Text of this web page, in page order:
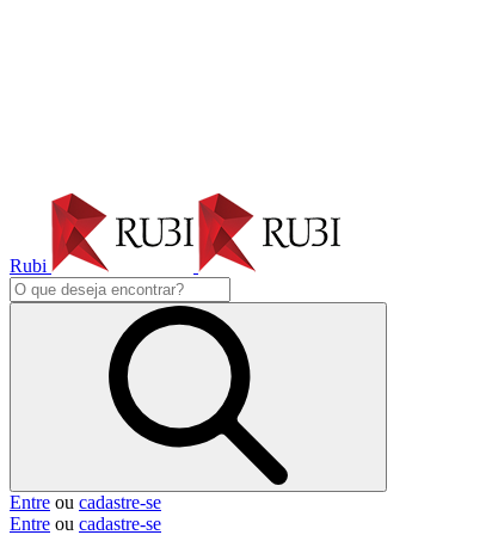
Rubi
Entre ou cadastre-se
Entre ou cadastre-se